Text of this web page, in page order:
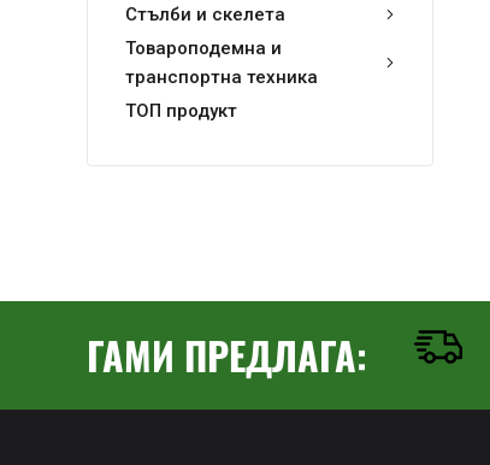
Стълби и скелета
Товароподемна и
транспортна техника
ТОП продукт
ГАМИ ПРЕДЛАГА: